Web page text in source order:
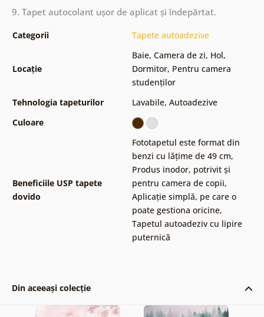
9. Tapet autocolant ușor de aplicat și îndepărtat.
Categorii Tapete autoadezive
Locație
Baie, Camera de zi, Hol,
Dormitor, Pentru camera
studenților
Tehnologia tapeturilor
Lavabile, Autoadezive
Culoare
Beneficiile USP tapete
dovido
Fototapetul este format din
benzi cu lățime de 49 cm,
Produs inodor, potrivit și
pentru camera de copii,
Aplicație simplă, pe care o
poate gestiona oricine,
Tapetul autoadeziv cu lipire
puternică
Din aceeași colecție